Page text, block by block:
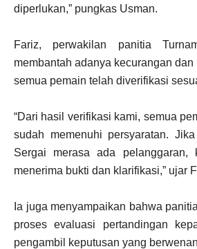
diperlukan,” pungkas Usman.
Fariz, perwakilan panitia
membantah adanya kecurangan
semua pemain telah diverifikasi
“Dari hasil verifikasi kami, semua
sudah memenuhi persyaratan.
Sergai merasa ada pelanggaran,
menerima bukti dan klarifikasi,” ujar
Ia juga menyampaikan bahwa
proses evaluasi pertandingan
pengambil keputusan yang